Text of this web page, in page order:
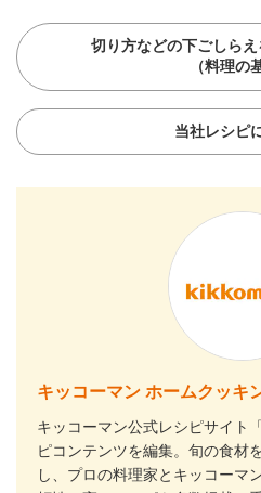
切り方などの下ごしら
（料理の
当社レシピ
キッコーマン ホームクッキ
キッコーマン公式レシピサイト
ピコンテンツを編集。旬の食材
し、プロの料理家とキッコーマ